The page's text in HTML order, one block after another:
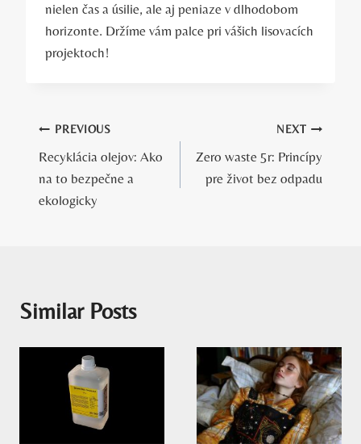
nielen čas‌ a úsilie, ⁣ale aj peniaze v dlhodobom
⁣horizonte. Držíme vám palce pri vášich lisovacích
projektoch!
Navigácia
v
článku
PREVIOUS
Recyklácia olejov: Ako
na to bezpečne a
ekologicky
NEXT
Zero waste 5r: Princípy
pre život bez odpadu
Similar Posts